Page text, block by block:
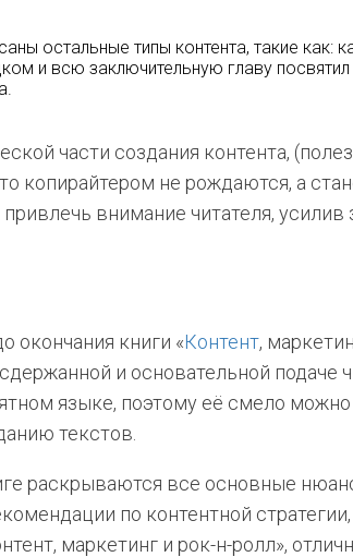
остальные типы контента, такие как:
и всю заключительную главу
части создания контента,
копирайтером не рождаются, а
внимание читателя, усилив
окончания книги «Контент,
и основательной подаче
языке, поэтому её смело
текстов.
раскрываются все основные
по контентной
маркетинг и рок-н-ролл»,